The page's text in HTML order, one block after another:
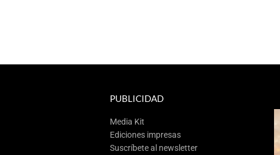
PUBLICIDAD
Media Kit
Ediciones impresas
Suscríbete al newsletter